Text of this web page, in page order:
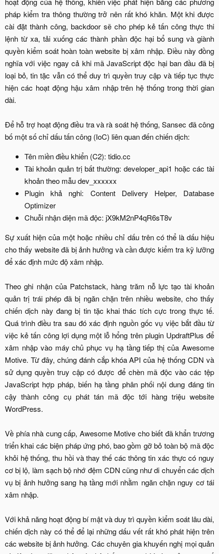
pháp kiểm tra thông thường trở nên rất khó khăn. Một khi được
cài đặt thành công, backdoor sẽ cho phép kẻ tấn công thực thi
lệnh từ xa, tải xuống các thành phần độc hại bổ sung và giành
quyền kiểm soát hoàn toàn website bị xâm nhập. Điều này đồng
nghĩa với việc ngay cả khi mã JavaScript độc hại ban đầu đã bị
loại bỏ, tin tặc vẫn có thể duy trì quyền truy cập và tiếp tục thực
hiện các hoạt động hậu xâm nhập trên hệ thống trong thời gian
dài.
Để hỗ trợ hoạt động điều tra và rà soát hệ thống, Sansec đã công
bố một số chỉ dấu tấn công (IoC) liên quan đến chiến dịch:​
Tên miền điều khiển (C2): tidio.cc​
Tài khoản quản trị bất thường: developer_api1 hoặc các tài
khoản theo mẫu dev_xxxxxx​
Plugin khả nghi: Content Delivery Helper, Database
Optimizer​
Chuỗi nhận diện mã độc: jX9kM2nP4qR6sT8v​
Sự xuất hiện của một hoặc nhiều chỉ dấu trên có thể là dấu hiệu
cho thấy website đã bị ảnh hưởng và cần được kiểm tra kỹ lưỡng
để xác định mức độ xâm nhập.
Theo ghi nhận của Patchstack, hàng trăm nỗ lực tạo tài khoản
quản trị trái phép đã bị ngăn chặn trên nhiều website, cho thấy
chiến dịch này đang bị tin tặc khai thác tích cực trong thực tế.
Quá trình điều tra sau đó xác định nguồn gốc vụ việc bắt đầu từ
việc kẻ tấn công lợi dụng một lỗ hổng trên plugin UpdraftPlus để
xâm nhập vào máy chủ phục vụ hạ tầng tiếp thị của Awesome
Motive. Từ đây, chúng đánh cắp khóa API của hệ thống CDN và
sử dụng quyền truy cập có được để chèn mã độc vào các tệp
JavaScript hợp pháp, biến hạ tầng phân phối nội dung đáng tin
cậy thành công cụ phát tán mã độc tới hàng triệu website
WordPress.
Về phía nhà cung cấp, Awesome Motive cho biết đã khẩn trương
triển khai các biện pháp ứng phó, bao gồm gỡ bỏ toàn bộ mã độc
khỏi hệ thống, thu hồi và thay thế các thông tin xác thực có nguy
cơ bị lộ, làm sạch bộ nhớ đệm CDN cũng như di chuyển các dịch
vụ bị ảnh hưởng sang hạ tầng mới nhằm ngăn chặn nguy cơ tái
xâm nhập.
Với khả năng hoạt động bí mật và duy trì quyền kiểm soát lâu dài,
chiến dịch này có thể để lại những dấu vết rất khó phát hiện trên
các website bị ảnh hưởng. Các chuyên gia khuyến nghị mọi quản